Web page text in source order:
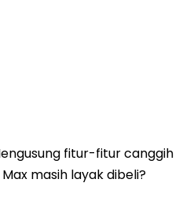
fitur-fitur canggih
masih layak dibeli?